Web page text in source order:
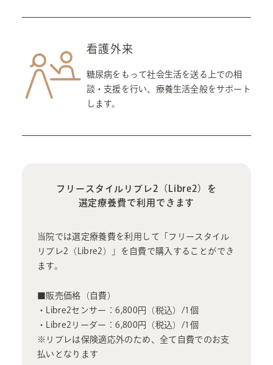
看護外来
糖尿病をもって社会生活を送る上での相
談・支援を行い、療養生活全般をサポート
します。
フリースタイルリブレ2（Libre2）を
選定療養費で利用できます
当院では選定療養費を利用して「フリースタイル
リブレ2（Libre2）」を自費で購入することができ
ます。
■販売価格（自費）
・Libre2センサー：6,800円（税込）/1個
・Libre2リーダー：6,800円（税込）/1個
※リブレは保険適応外のため、全て自費でのお支
払いとなります